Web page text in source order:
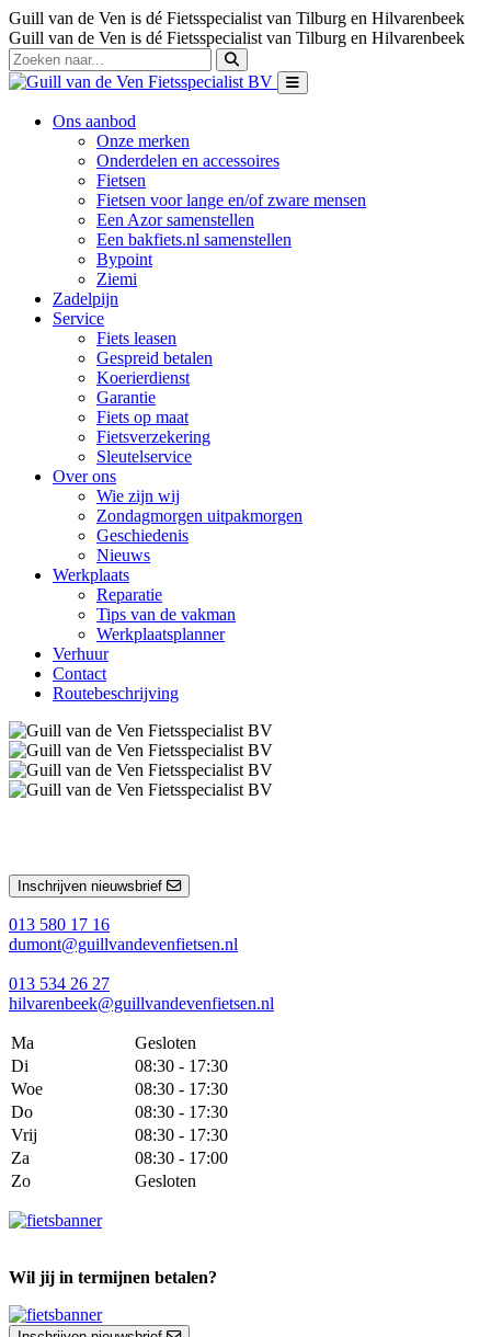
Guill van de Ven is dé Fietsspecialist van Tilburg en Hilvarenbeek
Guill van de Ven is dé Fietsspecialist van Tilburg en Hilvarenbeek
Ons aanbod
Onze merken
Onderdelen en accessoires
Fietsen
Fietsen voor lange en/of zware mensen
Een Azor samenstellen
Een bakfiets.nl samenstellen
Bypoint
Ziemi
Zadelpijn
Service
Fiets leasen
Gespreid betalen
Koerierdienst
Garantie
Fiets op maat
Fietsverzekering
Sleutelservice
Over ons
Wie zijn wij
Zondagmorgen uitpakmorgen
Geschiedenis
Nieuws
Werkplaats
Reparatie
Tips van de vakman
Werkplaatsplanner
Verhuur
Contact
Routebeschrijving
Inschrijven nieuwsbrief
013 580 17 16
dumont@guillvandevenfietsen.nl
013 534 26 27
hilvarenbeek@guillvandevenfietsen.nl
Ma
Gesloten
Di
08:30 - 17:30
Woe
08:30 - 17:30
Do
08:30 - 17:30
Vrij
08:30 - 17:30
Za
08:30 - 17:00
Zo
Gesloten
Wil jij in termijnen betalen?